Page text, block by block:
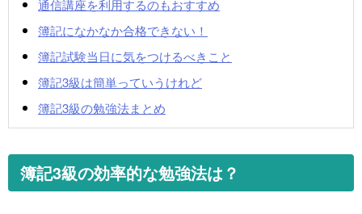
通信講座を利用するのもおすすめ
簿記になかなか合格できない！
簿記試験当日に気をつけるべきこと
簿記3級は簡単っていうけれど
簿記3級の勉強法まとめ
簿記3級の効率的な勉強法は？